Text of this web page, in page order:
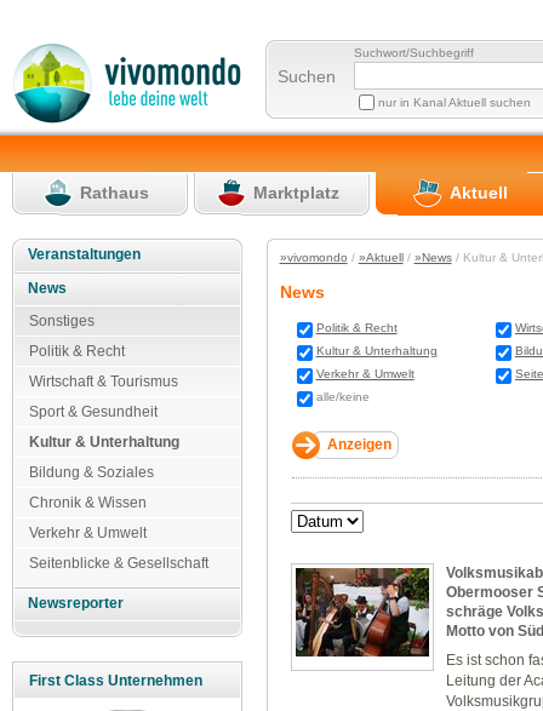
Suchen
Suchwort/Suchbegriff
nur in Kanal Aktuell suchen
Rathaus Marktplatz Aktuell
Veranstaltungen
News
Sonstiges
Politik & Recht
Wirtschaft & Tourismus
Sport & Gesundheit
Kultur & Unterhaltung
Bildung & Soziales
Chronik & Wissen
Verkehr & Umwelt
Seitenblicke & Gesellschaft
Newsreporter
First Class Unternehmen
»vivomondo / »Aktuell/ »News/ Kultur &
News
Politik & Recht
Kultur & Unterhaltung
Verkehr & Umwelt
alle/keine
Obermooser
schräge
Motto von
Es ist schon
Leitung der